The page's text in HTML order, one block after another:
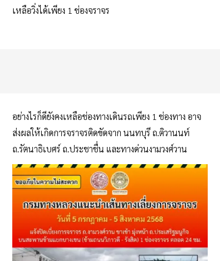
เหลือวิ่งได้เพียง 1 ช่องจราจร
อย่างไรก็ดียังคงเหลือช่องทางเดินรถเพียง 1 ช่องทาง อาจ
ส่งผลให้เกิดการจราจรติดขัดจาก นนทบุรี ถ.ติวานนท์
ถ.รัตนาธิเบศร์ ถ.ประชาชื่น และทางด่วนงามวงศ์วาน